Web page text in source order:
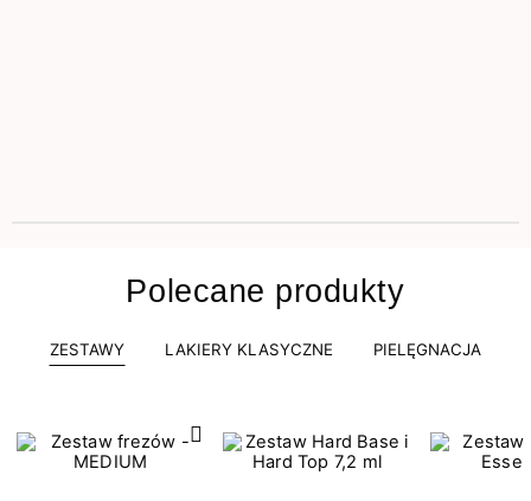
Polecane produkty
ZESTAWY LAKIERY KLASYCZNE PIELĘGNACJA